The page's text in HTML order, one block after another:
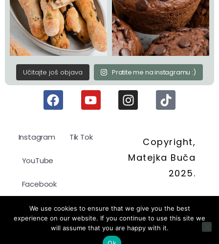
Učitajte još objava Pratite me na instagramu :)
Instagram Tik Tok
YouTube
Facebook
Politika kolačića
Pravila privatnosti
Copyright,
Matejka Buča
2025.
We use cookies to ensure that we give you the best
experience on our website. If you continue to use this site we
will assume that you are happy with it.